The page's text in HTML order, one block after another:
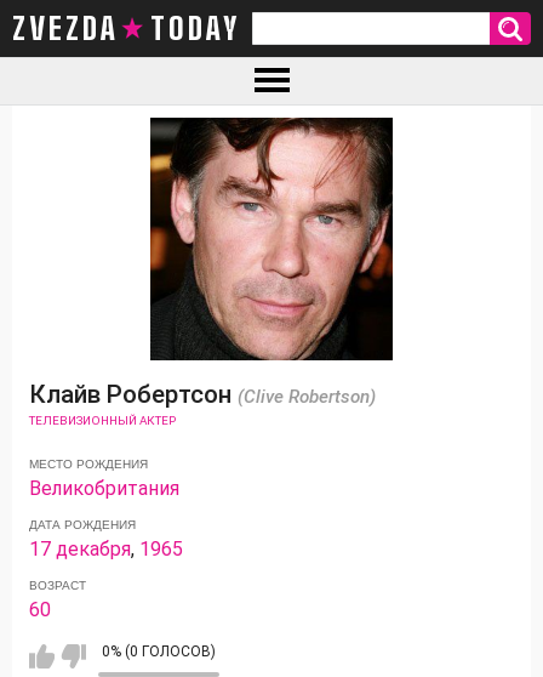
ZVEZDA TODAY
Клайв Робертсон (Clive Robertson)
ТЕЛЕВИЗИОННЫЙ АКТЕР
МЕСТО РОЖДЕНИЯ
Великобритания
ДАТА РОЖДЕНИЯ
17 декабря, 1965
ВОЗРАСТ
60
0% (0 ГОЛОСОВ)